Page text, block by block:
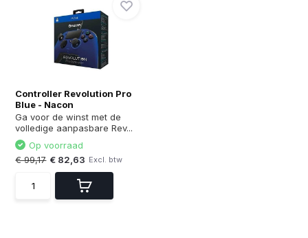
Controller Revolution Pro
Blue - Nacon
Ga voor de winst met de
volledige aanpasbare Rev...
Op voorraad
€ 99,17 € 82,63 Excl. btw